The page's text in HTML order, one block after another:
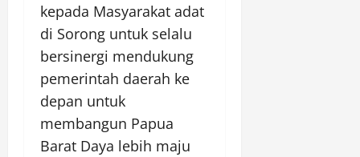
kepada Masyarakat adat
di Sorong untuk selalu
bersinergi mendukung
pemerintah daerah ke
depan untuk
membangun Papua
Barat Daya lebih maju